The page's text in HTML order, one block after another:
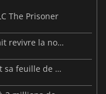
The Prisoner
ReStory : Chill Electronics Repairs fait revivre la nostalgie des années 2000
MARVEL Tōkon dévoile ses débuts et sa feuille de route